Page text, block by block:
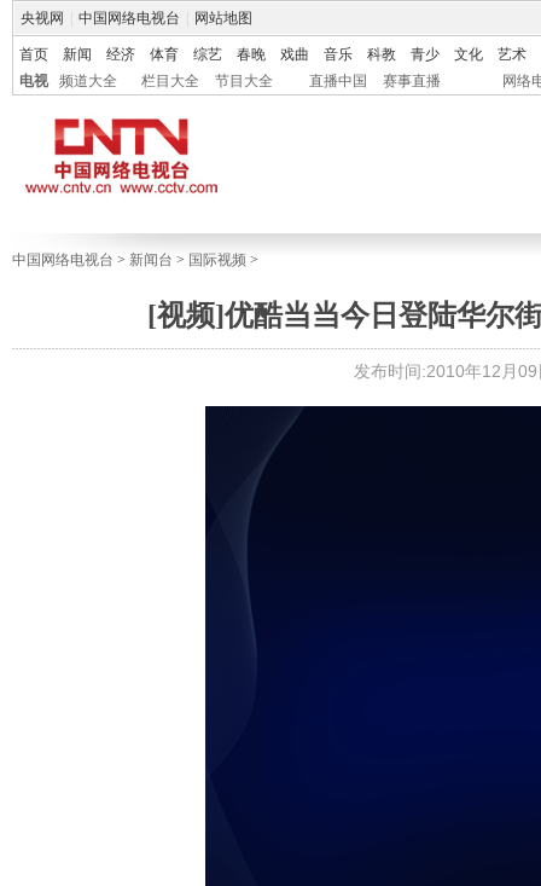
央视网 中国网络电视台 网站地图
首页 新闻 经济 体育 综艺 春晚 戏曲 音乐 科教 青少 文化
艺术
电视
频道大全 栏目大全 节目大全 直播中国 赛事直播 网络
中国网络电视台 > 新闻台 > 国际视频 >
[视频]优酷当当今日登陆华尔
发布时间:2010年12月